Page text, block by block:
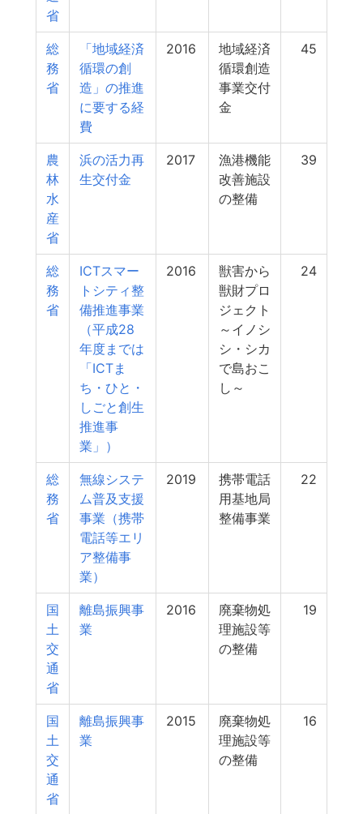
省
総
務
省
「地域経済
循環の創
造」の推進
に要する経
費
2016
地域経済
循環創造
事業交付
金
45
農
林
水
産
省
浜の活力再
生交付金
2017
漁港機能
改善施設
の整備
39
総
務
省
ICTスマー
トシティ整
備推進事業
（平成28
年度までは
「ICTま
ち・ひと・
しごと創生
推進事
業」）
2016
獣害から
獣財プロ
ジェクト
～イノシ
シ・シカ
で島おこ
し～
24
総
務
省
無線システ
ム普及支援
事業（携帯
電話等エリ
ア整備事
業）
2019
携帯電話
用基地局
整備事業
22
国
土
交
通
省
離島振興事
業
2016
廃棄物処
理施設等
の整備
19
国
土
交
通
省
離島振興事
業
2015
廃棄物処
理施設等
の整備
16